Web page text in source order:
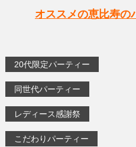
オススメの恵比寿の
20代限定パーティー
同世代パーティー
レディース感謝祭
こだわりパーティー